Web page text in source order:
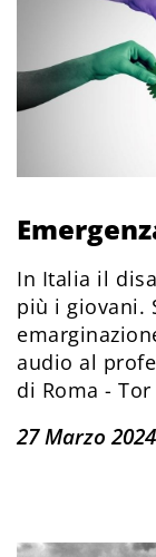
In Italia il
più i giovani.
audio al
di Roma -
27 Marzo 2024